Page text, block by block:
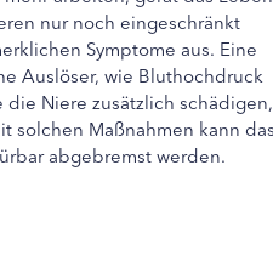
nur noch eingeschränkt
Symptome aus. Eine
Auslöser, wie Bluthochdruck
Niere zusätzlich schädigen,
solchen Maßnahmen kann das
abgebremst werden.